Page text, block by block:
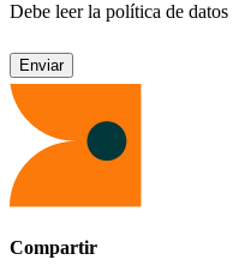
Debe leer la política de
Compartir